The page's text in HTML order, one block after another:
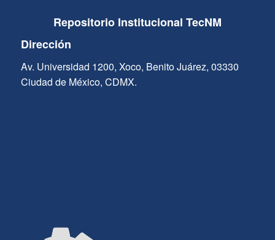
Repositorio Institucional TecNM
Dirección
Av. Universidad 1200, Xoco, Benito Juárez, 03330
Ciudad de México, CDMX.